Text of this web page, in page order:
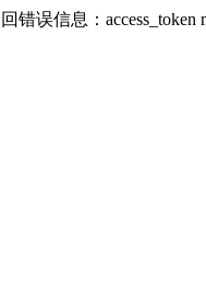
误信息：access_token